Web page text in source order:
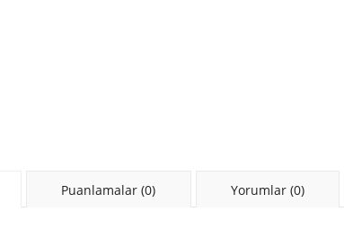
Puanlamalar (0) Yorumlar (0)